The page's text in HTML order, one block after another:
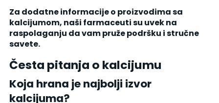
Za dodatne informacije o proizvodima sa
kalcijumom, naši farmaceuti su uvek na
raspolaganju da vam pruže podršku i stručne
savete.
Česta pitanja o kalcijumu
Koja hrana je najbolji izvor
kalcijuma?